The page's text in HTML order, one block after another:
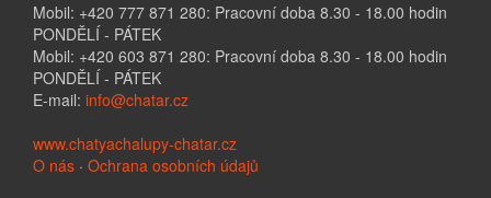
Mobil: +420 777 871 280: Pracovní doba 8.30 - 18.00 hodin
PONDĚLÍ - PÁTEK
Mobil: +420 603 871 280: Pracovní doba 8.30 - 18.00 hodin
PONDĚLÍ - PÁTEK
E-mail: info@chatar.cz
www.chatyachalupy-chatar.cz
O nás · Ochrana osobních údajů